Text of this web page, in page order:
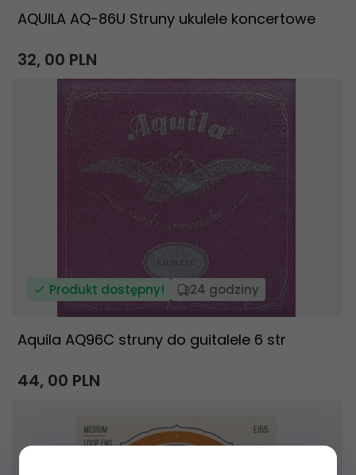
AQUILA AQ-86U Struny ukulele koncertowe
32, 00 PLN
Produkt dostępny! 24 godziny
Aquila AQ96C struny do guitalele 6 str
44, 00 PLN